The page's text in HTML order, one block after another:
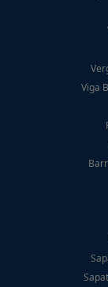
Viga